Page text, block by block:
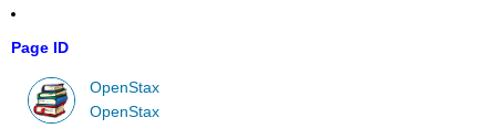
Page ID
OpenStax
OpenStax